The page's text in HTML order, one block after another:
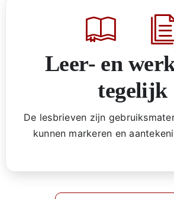
Leer- en
tegelijk
De lesbrieven zijn
kunnen markeren en